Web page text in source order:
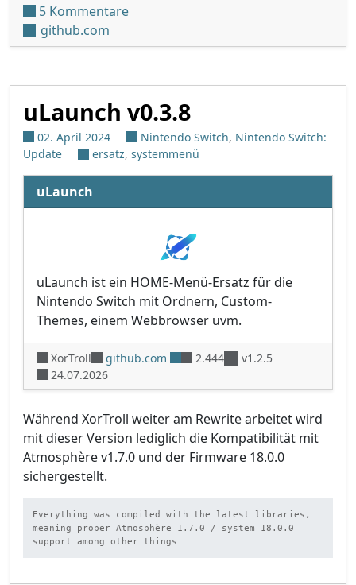
5 Kommentarezu uLaunch v1.0.0
github.com
uLaunch v0.3.8
02. April 2024 Nintendo Switch, Nintendo Switch:
Update
ersatz, systemmenü
uLaunch
uLaunch ist ein HOME-Menü-Ersatz für die
Nintendo Switch mit Ordnern, Custom-
Themes, einem Webbrowser uvm.
XorTroll github.com 2.444
v1.2.5
24.07.2026
Während XorTroll weiter am Rewrite arbeitet wird
mit dieser Version lediglich die Kompatibilität mit
Atmosphère v1.7.0 und der Firmware 18.0.0
sichergestellt.
Everything was compiled with the latest libraries,
meaning proper Atmosphère 1.7.0 / system 18.0.0
support among other things